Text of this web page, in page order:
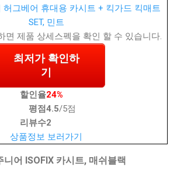
면 제품 상세스펙을 확인 할 수 있습니다.
최저가 확인하
기
할인율24%
평점4.5/5점
리뷰수2
상품정보 보러가기
어 ISOFIX 카시트, 매쉬블랙